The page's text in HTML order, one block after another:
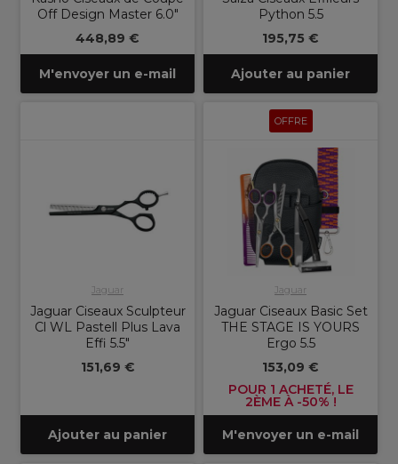
Off Design Master 6.0"
448,89 €
M'envoyer un e-mail
Python 5.5
195,75 €
Ajouter au panier
Jaguar
Jaguar Ciseaux Sculpteur
Cl WL Pastell Plus Lava
Effi 5.5"
151,69 €
Ajouter au panier
OFFRE
Jaguar
Jaguar Ciseaux Basic Set
THE STAGE IS YOURS
Ergo 5.5
153,09 €
POUR 1 ACHETÉ, LE
2ÈME À -50% !
M'envoyer un e-mail